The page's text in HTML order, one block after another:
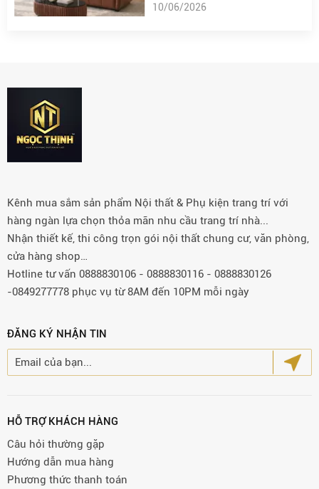
10/06/2026
Kênh mua sắm sản phẩm Nội thất & Phụ kiện trang trí với
hàng ngàn lựa chọn thỏa mãn nhu cầu trang trí nhà...
Nhận thiết kế, thi công trọn gói nội thất chung cư, văn phòng,
cửa hàng shop…
Hotline tư vấn 0888830106 - 0888830116 - 0888830126
-0849277778 phục vụ từ 8AM đến 10PM mỗi ngày
ĐĂNG KÝ NHẬN TIN
HỖ TRỢ KHÁCH HÀNG
Câu hỏi thường gặp
Hướng dẫn mua hàng
Phương thức thanh toán